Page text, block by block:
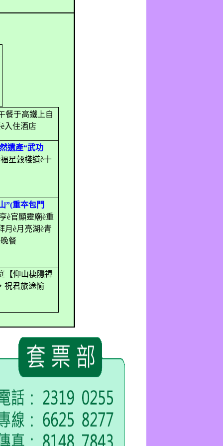
餐于高鐵上自
è入住酒店
遺產“武功
星穀棧道è十
”(重夲包門
è官顯靈廟è重
月 è月亮湖è青
晚餐
【仰山棲隱禪
祝君旅途愉